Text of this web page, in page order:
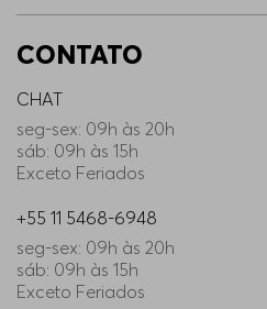
CONTATO
CHAT
seg-sex: 09h às 20h
sáb: 09h às 15h
Exceto Feriados
+55 11 5468-6948
seg-sex: 09h às 20h
sáb: 09h às 15h
Exceto Feriados